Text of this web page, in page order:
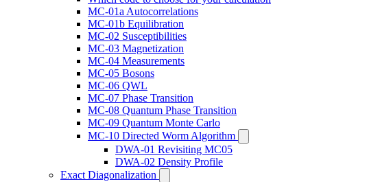
MC-01a Autocorrelations
MC-01b Equilibration
MC-02 Susceptibilities
MC-03 Magnetization
MC-04 Measurements
MC-05 Bosons
MC-06 QWL
MC-07 Phase Transition
MC-08 Quantum Phase Transition
MC-09 Quantum Monte Carlo
MC-10 Directed Worm Algorithm
DWA-01 Revisiting MC05
DWA-02 Density Profile
Exact Diagonalization